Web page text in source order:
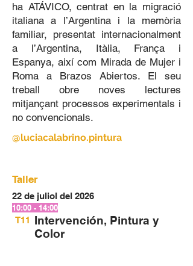
ha ATÁVICO, centrat en la migració
italiana a l’Argentina i la memòria
familiar, presentat internacionalment
a l’Argentina, Itàlia, França i
Espanya, així com Mirada de Mujer i
Roma a Brazos Abiertos. El seu
treball obre noves lectures
mitjançant processos experimentals i
no convencionals.
@luciacalabrino.pintura
Taller
22 de juliol del 2026
10:00 - 14:00
T11 Intervención, Pintura y
Color